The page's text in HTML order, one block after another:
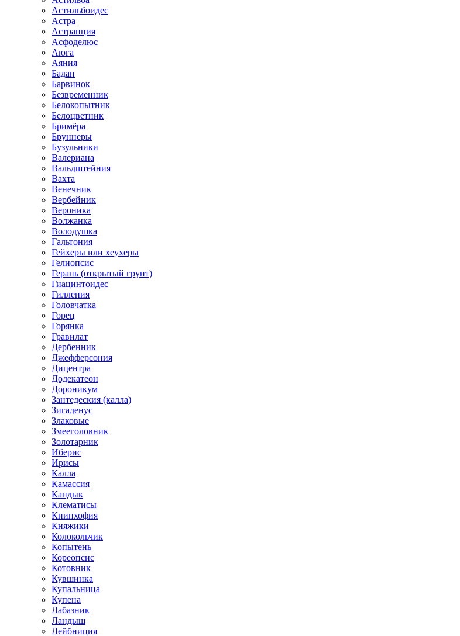
Астильбоидес
Астра
Астранция
Асфоделюс
Аюга
Аяния
Бадан
Барвинок
Безвременник
Белокопытник
Белоцветник
Бримёра
Бруннеры
Бузульники
Валериана
Вальдштейния
Вахта
Венечник
Вербейник
Вероника
Волжанка
Володушка
Гальтония
Гейхеры или хеухеры
Гелиопсис
Герань (открытый грунт)
Гиацинтоидес
Гилления
Головчатка
Горец
Горянка
Гравилат
Дербенник
Джефферсония
Дицентра
Додекатеон
Дороникум
Зантедеския (калла)
Зигаденус
Злаковые
Змееголовник
Золотарник
Иберис
Ирисы
Калла
Камассия
Кандык
Клематисы
Книпхофия
Княжики
Колокольчик
Копытень
Кореопсис
Котовник
Кувшинка
Купальница
Купена
Лабазник
Ландыш
Лейбниция